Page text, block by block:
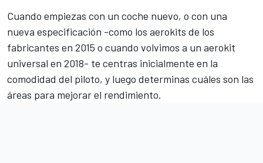
Cuando empiezas con un coche nuevo, o con una
nueva especificación -como los aerokits de los
fabricantes en 2015 o cuando volvimos a un aerokit
universal en 2018- te centras inicialmente en la
comodidad del piloto, y luego determinas cuáles son las
áreas para mejorar el rendimiento.